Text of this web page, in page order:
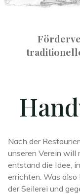
Nach der
unseren Verein will
entstand die Idee,
errichten. Was
der Seilerei und